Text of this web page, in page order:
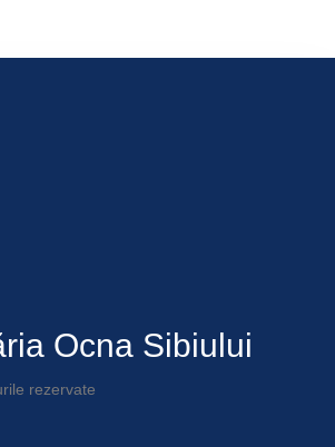
Ocna Sibiului
rezervate